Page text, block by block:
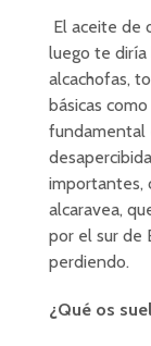
El aceite de
luego te diría
alcachofas,
básicas
fundamental
importantes,
alcaravea,
por el sur de
perdiendo.
¿Qué os